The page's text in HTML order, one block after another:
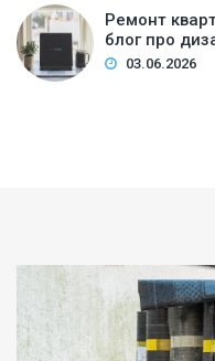
Ремонт
блог про
03.06.2026